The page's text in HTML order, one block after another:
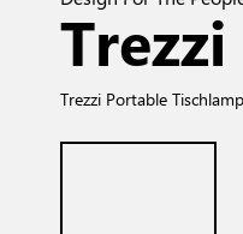
Trezzi
Trezzi Portable